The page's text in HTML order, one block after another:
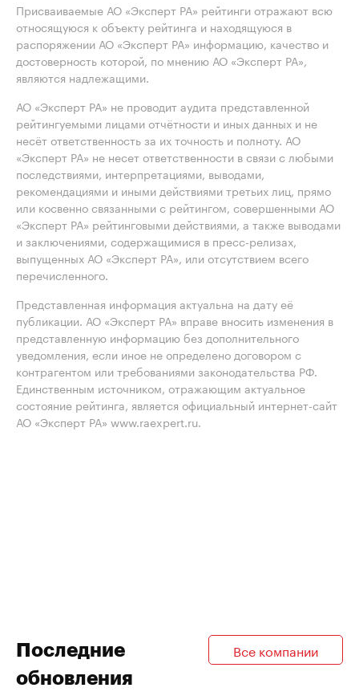
Присваиваемые АО «Эксперт РА» рейтинги отражают всю
относящуюся к объекту рейтинга и находящуюся в
распоряжении АО «Эксперт РА» информацию, качество и
достоверность которой, по мнению АО «Эксперт РА»,
являются надлежащими.
АО «Эксперт РА» не проводит аудита представленной
рейтингуемыми лицами отчётности и иных данных и не
несёт ответственность за их точность и полноту. АО
«Эксперт РА» не несет ответственности в связи с любыми
последствиями, интерпретациями, выводами,
рекомендациями и иными действиями третьих лиц, прямо
или косвенно связанными с рейтингом, совершенными АО
«Эксперт РА» рейтинговыми действиями, а также выводами
и заключениями, содержащимися в пресс-релизах,
выпущенных АО «Эксперт РА», или отсутствием всего
перечисленного.
Представленная информация актуальна на дату её
публикации. АО «Эксперт РА» вправе вносить изменения в
представленную информацию без дополнительного
уведомления, если иное не определено договором с
контрагентом или требованиями законодательства РФ.
Единственным источником, отражающим актуальное
состояние рейтинга, является официальный интернет-сайт
АО «Эксперт РА» www.raexpert.ru.
Последние
обновления
Все компании